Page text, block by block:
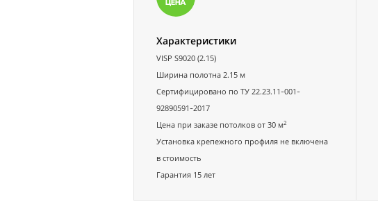
Характеристики
VISP S9020 (2.15)
Ширина полотна 2.15 м
Сертифицировано по ТУ 22.23.11-001-
92890591-2017
Цена при заказе потолков от 30 м2
Установка крепежного профиля не включена
в стоимость
Гарантия 15 лет